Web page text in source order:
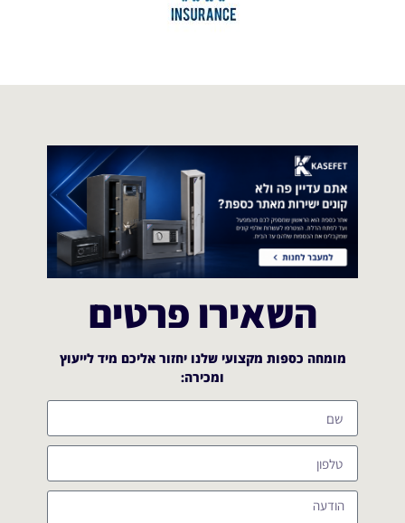
השאירו פרטים
מומחה כספות מקצועי שלנו יחזור אליכם מיד לייעוץ
ומכירה:​